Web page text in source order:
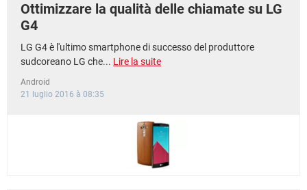
Ottimizzare la qualità delle chiamate su LG
G4
LG G4 è l'ultimo smartphone di successo del produttore
sudcoreano LG che... Lire la suite
Android
21 luglio 2016 à 08:35